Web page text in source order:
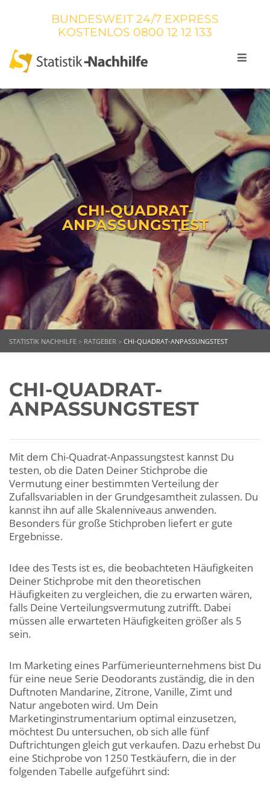
BUNDESWEIT 24/7 EXPRESS
KOSTENLOS 0800 12 12 133
CHI-QUADRAT-
ANPASSUNGSTEST
STATISTIK NACHHILFE > RATGEBER > CHI-QUADRAT-ANPASSUNGSTEST
CHI-QUADRAT-
ANPASSUNGSTEST
Mit dem Chi-Quadrat-Anpassungstest kannst Du
testen, ob die Daten Deiner Stichprobe die
Vermutung einer bestimmten Verteilung der
Zufallsvariablen in der Grundgesamtheit zulassen. Du
kannst ihn auf alle Skalenniveaus anwenden.
Besonders für große Stichproben liefert er gute
Ergebnisse.
Idee des Tests ist es, die beobachteten Häufigkeiten
Deiner Stichprobe mit den theoretischen
Häufigkeiten zu vergleichen, die zu erwarten wären,
falls Deine Verteilungsvermutung zutrifft. Dabei
müssen alle erwarteten Häufigkeiten größer als 5
sein.
Im Marketing eines Parfümerieunternehmens bist Du
für eine neue Serie Deodorants zuständig, die in den
Duftnoten Mandarine, Zitrone, Vanille, Zimt und
Natur angeboten wird. Um Dein
Marketinginstrumentarium optimal einzusetzen,
möchtest Du untersuchen, ob sich alle fünf
Duftrichtungen gleich gut verkaufen. Dazu erhebst Du
eine Stichprobe von 1250 Testkäufern, die in der
folgenden Tabelle aufgeführt sind: